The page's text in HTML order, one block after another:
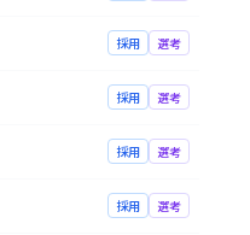
採用 選考
採用 選考
採用 選考
採用 選考